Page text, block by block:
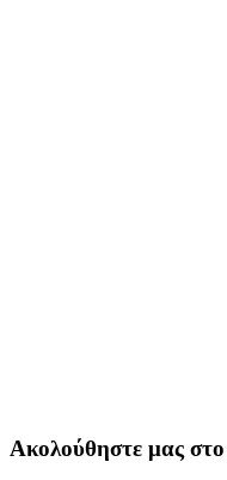
Ακολούθηστε μας